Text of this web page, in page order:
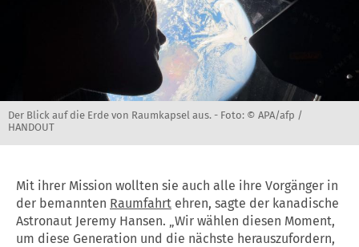
Der Blick auf die Erde von Raumkapsel aus. - Foto: © APA/afp /
HANDOUT
Mit ihrer Mission wollten sie auch alle ihre Vorgänger in
der bemannten Raumfahrt ehren, sagte der kanadische
Astronaut Jeremy Hansen. „Wir wählen diesen Moment,
um diese Generation und die nächste herauszufordern,